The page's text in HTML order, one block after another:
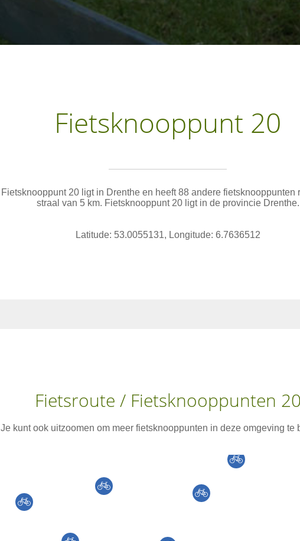
Fietsknooppunt 20
Fietsknooppunt 20 ligt in Drenthe en heeft 88 andere fietsknooppunten
straal van 5 km. Fietsknooppunt 20 ligt in de provincie Drenthe.
Latitude: 53.0055131, Longitude: 6.7636512
Fietsroute / Fietsknooppunten 20
Je kunt ook uitzoomen om meer fietsknooppunten in deze omgeving te